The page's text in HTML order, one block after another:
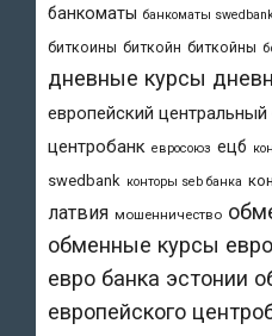
банкоматы банкоматы
биткоины биткойн биткойны
дневные курсы
европейский центральный
центробанк евросоюз ецб
swedbank конторы seb банка
латвия мошенничество
обменные курсы евро
евро банка эстонии
европейского